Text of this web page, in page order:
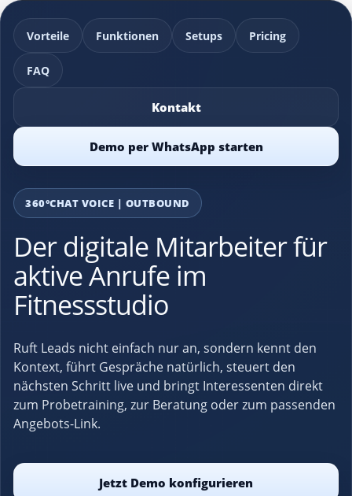
Vorteile Funktionen Setups Pricing
FAQ
Kontakt
Demo per WhatsApp starten
360°CHAT VOICE | OUTBOUND
Der digitale Mitarbeiter für
aktive Anrufe im
Fitnessstudio
Ruft Leads nicht einfach nur an, sondern kennt den
Kontext, führt Gespräche natürlich, steuert den
nächsten Schritt live und bringt Interessenten direkt
zum Probetraining, zur Beratung oder zum passenden
Angebots-Link.
Jetzt Demo konfigurieren